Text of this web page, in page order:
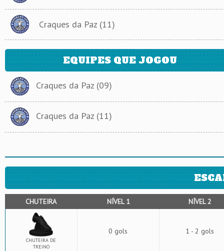
Craques da Paz (11)
EQUIPES QUE JOGOU
Craques da Paz (09)
Craques da Paz (11)
CHUTEIRA NÍVEL 1 NÍVEL 2
CHUTEIRA DE
TREINO
0 gols 1 - 2 gols